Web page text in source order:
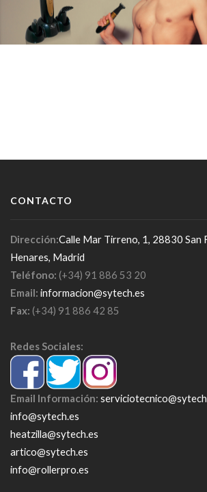
CONTACTO
Dirección:Calle Mar Tirreno, 1, 28830 San
Henares, Madrid
Teléfono: (+34) 91 886 53 20
Email: informacion@sytech.es
Fax: (+34) 91 886 42 85
Redes Sociales:
Email Información:
info@sytech.es
heatzilla@sytech.es
artico@sytech.es
info@rollerpro.es